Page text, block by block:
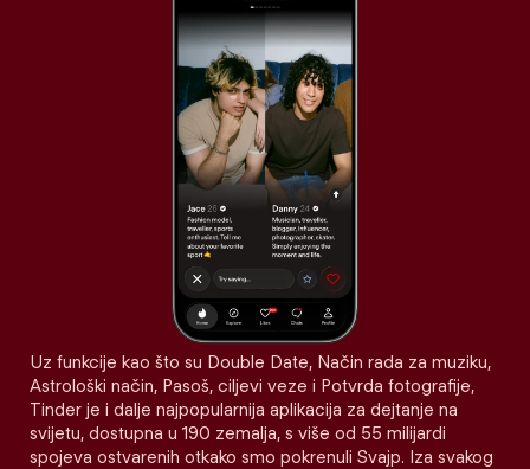
Uz funkcije kao što su Double Date, Način rada za muziku,
Astrološki način, Pasoš, ciljevi veze i Potvrda fotografije,
Tinder je i dalje najpopularnija aplikacija za dejtanje na
svijetu, dostupna u 190 zemalja, s više od 55 milijardi
spojeva ostvarenih otkako smo pokrenuli Svajp. Iza svakog